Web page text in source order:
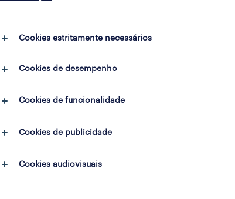
technical project manager
viana do castelo, viana do
castelo
permanente
publicado em 6 agosto 2026
Cookies estritamente necessários
Cookies de desempenho
Cookies de funcionalidade
Cookies de publicidade
Cookies audiovisuais